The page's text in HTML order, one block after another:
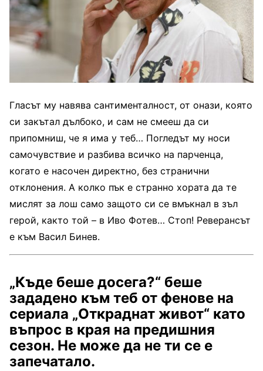
Гласът му навява сантименталност, от онази, която
си закътал дълбоко, и сам не смееш да си
припомниш, че я има у теб… Погледът му носи
самочувствие и разбива всичко на парченца,
когато е насочен директно, без странични
отклонения. А колко пък е странно хората да те
мислят за лош само защото си се вмъкнал в зъл
герой, както той – в Иво Фотев… Стоп! Реверансът
е към Васил Бинев.
„Къде беше досега?“ беше
зададено към теб от фенове на
сериала „Откраднат живот“ като
въпрос в края на предишния
сезон. Не може да не ти се е
запечатало.